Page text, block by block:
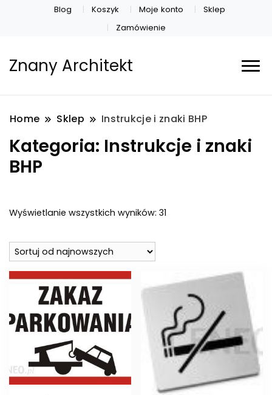
Blog Koszyk Moje konto
Sklep
Zamówienie
Znany Architekt
Home Sklep Instrukcje i znaki BHP
Kategoria: Instrukcje i znaki
BHP
Wyświetlanie wszystkich wyników: 31